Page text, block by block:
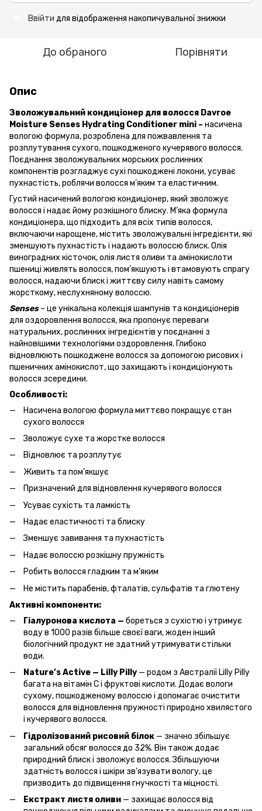
Ввійти для відображення накопичувальної знижки
До обраного Порівняти
Опис
Зволожувальний кондиціонер для волосся Davroe
Moisture Senses Hydrating Conditioner mini – насичена
вологою формула, розроблена для пожвавлення та
розплутування сухого, пошкодженого кучерявого волосся.
Поєднання зволожувальних морських рослинних
компонентів розгладжує сухі пошкоджені локони, усуває
пухнастість, роблячи волосся м’яким та еластичним.
Густий насичений вологою кондиціонер, який зволожує
волосся і надає йому розкішного блиску. М’яка формула
кондиціонера, що підходить для всіх типів волосся,
включаючи нарощене, містить зволожувальні інгредієнти, які
зменшують пухнастість і надають волоссю блиск. Олія
виноградних кісточок, олія листя оливи та амінокислоти
пшениці живлять волосся, пом’якшують і втамовують спрагу
волосся, надаючи блиск і життєву силу навіть самому
жорсткому, неслухняному волоссю.
Senses– це унікальна колекція шампунів та кондиціонерів
для оздоровлення волосся, яка пропонує переваги
натуральних, рослинних інгредієнтів у поєднанні з
найновішими технологіями оздоровлення. Глибоко
відновлюють пошкоджене волосся за допомогою рисових і
пшеничних амінокислот, що захищають і кондиціонують
волосся зсередини.
Особливості:
Насичена вологою формула миттєво покращує стан
сухого волосся
Зволожує сухе та жорстке волосся
Відновлює та розплутує
Живить та пом’якшує
Призначений для відновлення кучерявого волосся
Усуває сухість та ламкість
Надає еластичності та блиску
Зменшує завивання та пухнастість
Надає волоссю розкішну пружність
Робить волосся гладким та м’яким
Не містить парабенів, фталатів, сульфатів та глютену
Активні компоненти:
Гіалуронова кислота — бореться з сухістю і утримує
воду в 1000 разів більше своєї ваги, жоден інший
біологічний продукт не здатний утримувати стільки
води.
Nature’s Active — Lilly Pilly — родом з Австралії Lilly Pilly
багата на вітамін С і фруктові кислоти. Додає вологи
сухому, пошкодженому волоссю і допомагає очистити
волосся для відновлення пружності природно хвилястого
і кучерявого волосся.
Гідролізований рисовий білок — значно збільшує
загальний обсяг волосся до 32%. Він також додає
природний блиск і зволожує волосся. Збільшуючи
здатність волосся і шкіри зв’язувати вологу, це
призводить до підвищення гнучкості та міцності.
Екстракт листя оливи — захищає волосся від